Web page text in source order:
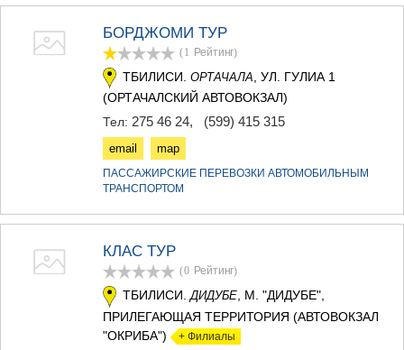
БОРДЖОМИ ТУР
(1 Рейтинг)
ТБИЛИСИ. ОРТАЧАЛА , УЛ. ГУЛИА 1
(ОРТАЧАЛСКИЙ АВТОВОКЗАЛ)
Тел: 275 46 24, (599) 415 315
email map
ПАССАЖИРСКИЕ ПЕРЕВОЗКИ АВТОМОБИЛЬНЫМ
ТРАНСПОРТОМ
КЛАС ТУР
(0 Рейтинг)
ТБИЛИСИ.ДИДУБЕ, М. "ДИДУБЕ",
ПРИЛЕГАЮЩАЯ ТЕРРИТОРИЯ (АВТОВОКЗАЛ
"ОКРИБА") + Филиалы